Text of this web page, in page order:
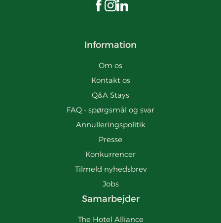
Besøg os på Facebook
Besøg os på Instagram
Besøg os på LinkedIn
Information
Om os
Kontakt os
Q&A Stays
FAQ - spørgsmål og svar
Annulleringspolitik
Presse
Konkurrencer
Tilmeld nyhedsbrev
Jobs
Samarbejder
The Hotel Alliance